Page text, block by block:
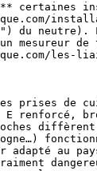
du neutre).
les-
renforcé,
adapté au